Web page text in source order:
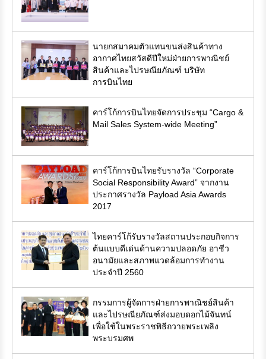
นายกสมาคมตัวแทนขนส่งสินค้าทาง
อากาศไทยสวัสดีปีใหม่ฝ่ายการพาณิชย์
สินค้าและไปรษณียภัณฑ์ บริษัท
การบินไทย
คาร์โก้การบินไทยจัดการประชุม “Cargo &
Mail Sales System-wide Meeting”
คาร์โก้การบินไทยรับรางวัล “Corporate
Social Responsibility Award” จากงาน
ประกาศรางวัล Payload Asia Awards
2017
ไทยคาร์โก้รับรางวัลสถานประกอบกิจการ
ต้นแบบดีเด่นด้านความปลอดภัย อาชีว
อนามัยและสภาพแวดล้อมการทำงาน
ประจำปี 2560
กรรมการผู้จัดการฝ่ายการพาณิชย์สินค้า
และไปรษณียภัณฑ์ส่งมอบดอกไม้จันทน์
เพื่อใช้ในพระราชพิธีถวายพระเพลิง
พระบรมศพ